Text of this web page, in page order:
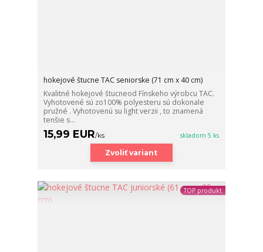
hokejové štucne TAC seniorske (71 cm x 40 cm)
Kvalitné hokejové štucneod Fínskeho výrobcu TAC.
Vyhotovené sú zo100% polyesteru sú dokonale
pružné . Vyhotovenú su light verzii , to znamená
tenšie s...
15,99 EUR/ks skladom 5 ks
Zvoliť variant
TOP produkt